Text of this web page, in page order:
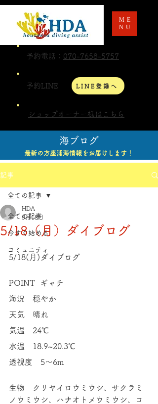
予約電話： 070-7658-5757
予約LINE LINE登録へ
ショップオーナー様はこちら
ME
NU
海ブログ
最新の方座浦海情報をお届けします！
記事
全ての記事
今すぐ始める
コミュニティ
全ての記事
5/18（月）ダイブログ
HDA
5月18日
5/18(月)ダイブログ
POINT  ギャチ
海況　穏やか
天気　晴れ
気温　24℃
水温　18.9~20.3℃
透視度　5～6m
生物　クリヤイロウミウシ、サクラミ
ノウミウシ、ハナオトメウミウシ、コ